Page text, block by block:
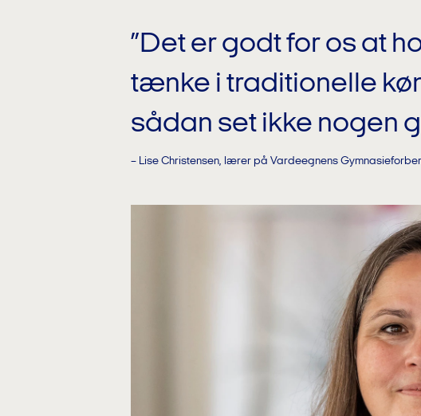
”Det er godt for os at
tænke i traditionelle
sådan set ikke nogen
– Lise Christensen, lærer på Vardeegnens